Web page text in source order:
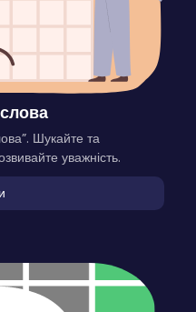
Шукайте та
уважність.